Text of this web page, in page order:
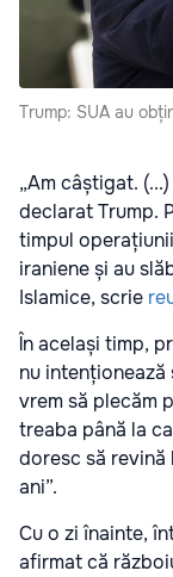
Trump: SUA au
„Am câștigat.
declarat Trump.
timpul
iraniene și au
Islamice, scrie
În același timp,
nu
vrem să plecăm
treaba până la
doresc să revină
ani”.
Cu o zi înainte,
afirmat că